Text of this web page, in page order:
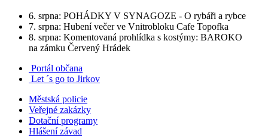
6. srpna: POHÁDKY V SYNAGOZE - O rybáři a rybce
7. srpna: Hubení večer ve Vnitrobloku Cafe Topofka
8. srpna: Komentovaná prohlídka s kostýmy: BAROKO
na zámku Červený Hrádek
Portál občana
Let ´s go to Jirkov
Městská policie
Veřejné zakázky
Dotační programy
Hlášení závad